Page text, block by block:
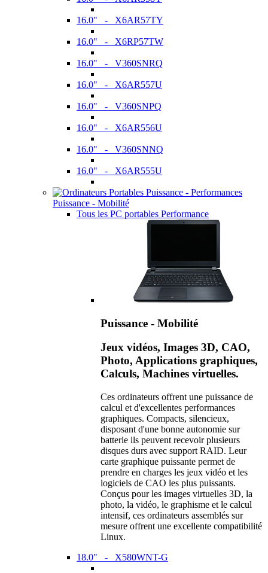
16.0" - X6AR57TY
16.0" - X6RP57TW
16.0" - V360SNRQ
16.0" - X6AR557U
16.0" - V360SNPQ
16.0" - X6AR556U
16.0" - V360SNNQ
16.0" - X6AR555U
Puissance - Mobilité
Tous les PC portables Performance
Puissance - Mobilité
Jeux vidéos, Images 3D, CAO,
Photo, Applications graphiques,
Calculs, Machines virtuelles.
Ces ordinateurs offrent une puissance de
calcul et d'excellentes performances
graphiques. Compacts, silencieux,
disposant d'une bonne autonomie sur
batterie ils peuvent recevoir plusieurs
disques durs avec support RAID. Leur
carte graphique puissante permet de
prendre en charges les jeux vidéo et les
logiciels de CAO les plus puissants.
Conçus pour les images virtuelles 3D, la
photo, la vidéo, le graphisme et le calcul
intensif, ces ordinateurs assemblés sur
mesure offrent une excellente compatibilité
Linux.
18.0" - X580WNT-G